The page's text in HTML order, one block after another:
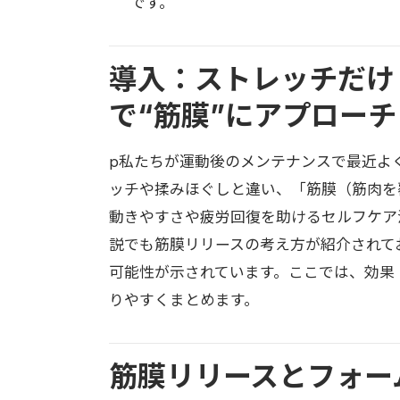
導入：ストレッチだ
で“筋膜”にアプローチ
p私たちが運動後のメンテナンスで最近よ
ッチや揉みほぐしと違い、「筋膜（筋肉
動きやすさや疲労回復を助けるセルフケ
説でも筋膜リリースの考え方が紹介され
可能性が示されています。ここでは、効
りやすくまとめます。
筋膜リリースとフォ